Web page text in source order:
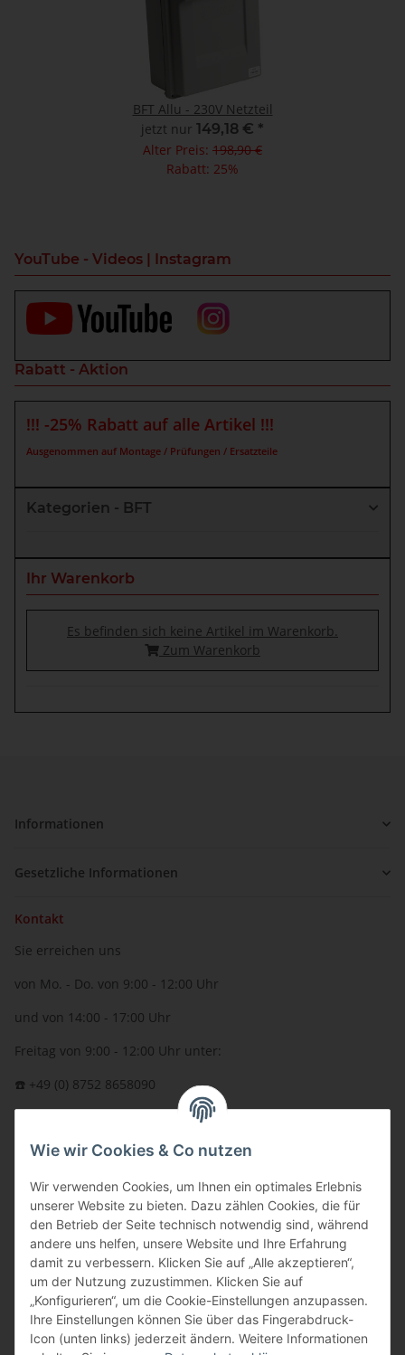
BFT Allu - 230V Netzteil
jetzt nur 149,18 € *
Alter Preis: 198,90 €
Rabatt: 25%
YouTube - Videos | Instagram
Rabatt - Aktion
!!! -25% Rabatt auf alle Artikel !!!
Ausgenommen auf Montage / Prüfungen / Ersatzteile
Kategorien - BFT
Ihr Warenkorb
Es befinden sich keine Artikel im Warenkorb.
Zum Warenkorb
Informationen
Gesetzliche Informationen
Kontakt
Sie erreichen uns
von Mo. - Do. von 9:00 - 12:00 Uhr
und von 14:00 - 17:00 Uhr
Freitag von 9:00 - 12:00 Uhr unter:
☎️ +49 (0) 8752 8658090
oder über unserKontaktformular
BFT - Autorisierter Fachhändler
Wie wir Cookies & Co nutzen
Wir verwenden Cookies, um Ihnen ein optimales Erlebnis
unserer Website zu bieten. Dazu zählen Cookies, die für
den Betrieb der Seite technisch notwendig sind, während
andere uns helfen, unsere Website und Ihre Erfahrung
damit zu verbessern. Klicken Sie auf „Alle akzeptieren“,
um der Nutzung zuzustimmen. Klicken Sie auf
„Konfigurieren“, um die Cookie-Einstellungen anzupassen.
Ihre Einstellungen können Sie über das Fingerabdruck-
Icon (unten links) jederzeit ändern. Weitere Informationen